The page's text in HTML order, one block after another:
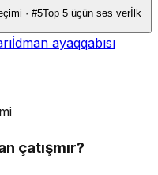
· #5Top 5 üçün səs verİlk
İdman ayaqqabısı
çatışmır?